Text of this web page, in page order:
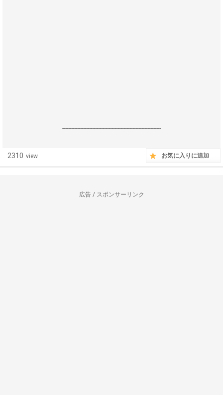
------------------------------------------------------------------
2310 view お気に入りに追加
広告 / スポンサーリンク